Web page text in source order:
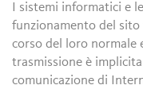
I sistemi informatici e
funzionamento del sito
corso del loro normale
trasmissione è
comunicazione di